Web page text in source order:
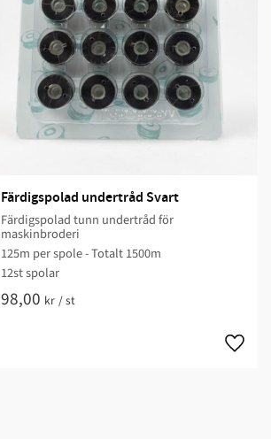
Färdigspolad undertråd Svart
Färdigspolad tunn undertråd för
maskinbroderi
125m per spole - Totalt 1500m
12st spolar
98,00 kr /st